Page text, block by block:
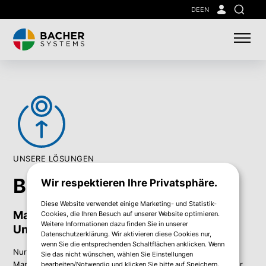
to
main
content
DEEN
Suche
UNSERE LÖSUNGEN
Business Continuity
Maximale Resilienz und Sicherheit für Ihr
Unternehmen
Nur das wirksame Zusammenspiel aus Business Continuity
Management und Cybersecurity schützt Ihr Unternehmen vor
Wir respektieren Ihre Privatsphäre.
Diese Website verwendet einige Marketing- und Statistik-
Cookies, die Ihren Besuch auf unserer Website optimieren.
Weitere Informationen dazu finden Sie in unserer
Datenschutzerklärung. Wir aktivieren diese Cookies nur,
wenn Sie die entsprechenden Schaltflächen anklicken. Wenn
Sie das nicht wünschen, wählen Sie Einstellungen
bearbeiten/Notwendig und klicken Sie bitte auf Speichern.